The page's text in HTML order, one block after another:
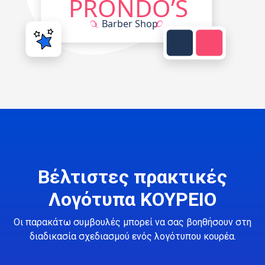
Βέλτιστες πρακτικές
Λογότυπα ΚΟΥΡΕΙΟ
Οι παρακάτω συμβουλές μπορεί να σας βοηθήσουν στη
διαδικασία σχεδιασμού ενός λογότυπου κουρέα.